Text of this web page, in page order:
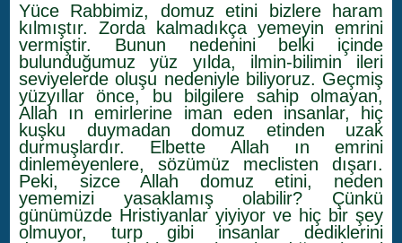
Yüce Rabbimiz, domuz etini bizlere haram
kılmıştır. Zorda kalmadıkça yemeyin emrini
vermiştir. Bunun nedenini belki içinde
bulunduğumuz yüz yılda, ilmin-bilimin ileri
seviyelerde oluşu nedeniyle biliyoruz. Geçmiş
yüzyıllar önce, bu bilgilere sahip olmayan,
Allah ın emirlerine iman eden insanlar, hiç
kuşku duymadan domuz etinden uzak
durmuşlardır. Elbette Allah ın emrini
dinlemeyenlere, sözümüz meclisten dışarı.
Peki, sizce Allah domuz etini, neden
yememizi yasaklamış olabilir? Çünkü
günümüzde Hristiyanlar yiyiyor ve hiç bir şey
olmuyor, turp gibi insanlar dediklerini